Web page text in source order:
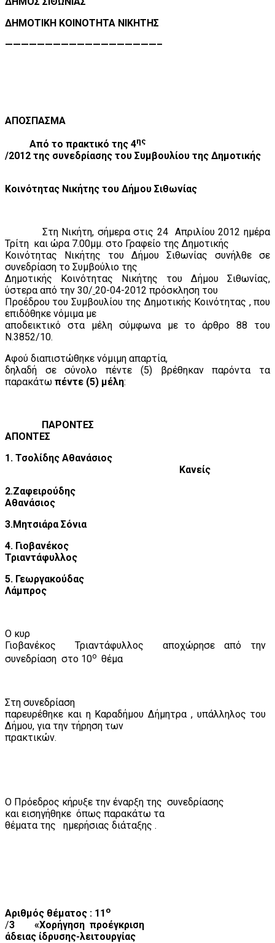
ΔΗΜΟΤΙΚΗ ΚΟΙΝΟΤΗΤΑ ΝΙΚΗΤΗΣ
———————————————————–
ΑΠΟΣΠΑΣΜΑ
Από το πρακτικό της 4ης
/2012 της συνεδρίασης του Συμβουλίου της Δημοτικής
Κοινότητας Νικήτης του Δήμου Σιθωνίας
Στη Νικήτη, σήμερα στις 24 Απριλίου 2012 ημέρα
Τρίτη και ώρα 7.00μμ. στο Γραφείο της Δημοτικής
Κοινότητας Νικήτης του Δήμου Σιθωνίας συνήλθε σε
συνεδρίαση το Συμβούλιο της
Δημοτικής Κοινότητας Νικήτης του Δήμου Σιθωνίας,
ύστερα από την 30/ 20-04-2012 πρόσκληση του
Προέδρου του Συμβουλίου της Δημοτικής Κοινότητας , που
επιδόθηκε νόμιμα με
αποδεικτικό στα μέλη σύμφωνα με το άρθρο 88 του
Ν.3852/10.
Αφού διαπιστώθηκε νόμιμη απαρτία,
δηλαδή σε σύνολο πέντε (5) βρέθηκαν παρόντα τα
παρακάτω πέντε (5) μέλη:
ΠΑΡΟΝΤΕΣ
ΑΠΟΝΤΕΣ
1. Τσολίδης Αθανάσιος
Κανείς
2.Ζαφειρούδης
Αθανάσιος
3.Μητσιάρα Σόνια
4. Γιοβανέκος
Τριαντάφυλλος
5. Γεωργακούδας
Λάμπρος
Ο κυρ
Γιοβανέκος
Τριαντάφυλλος
αποχώρησε από την
συνεδρίαση στο 10o θέμα
Στη συνεδρίαση
παρευρέθηκε και η Καραδήμου Δήμητρα , υπάλληλος του
Δήμου, για την τήρηση των
πρακτικών.
Ο Πρόεδρος κήρυξε την έναρξη της συνεδρίασης
και εισηγήθηκε όπως παρακάτω τα
θέματα της
ημερήσιας διάταξης .
Αριθμός θέματος : 11 ο
/3 «Χορήγηση προέγκριση
άδειας ίδρυσης-λειτουργίας